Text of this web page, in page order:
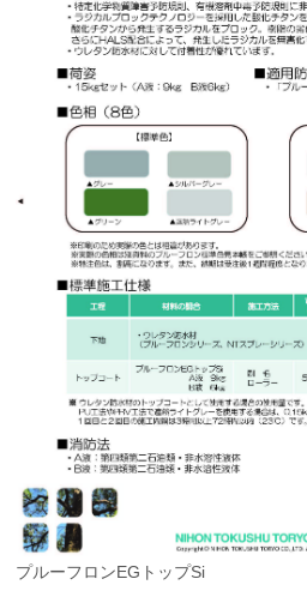
プルーフロンEGトップSi